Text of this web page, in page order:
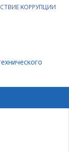
КОРРУПЦИИ